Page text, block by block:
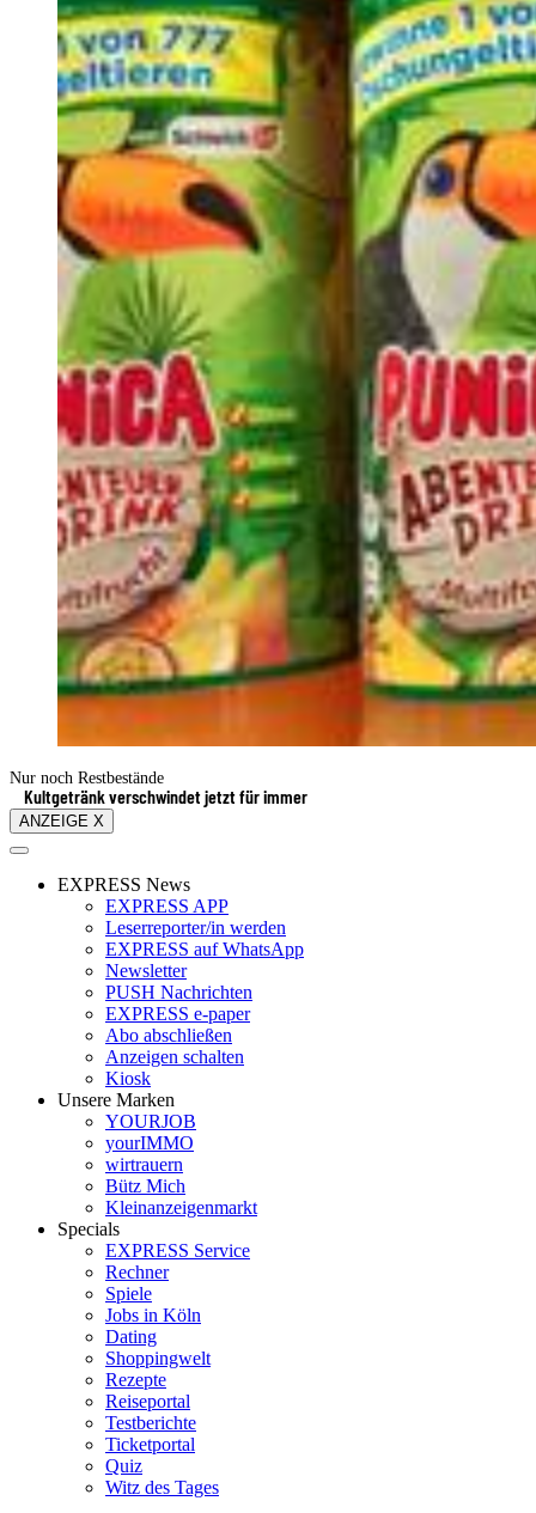
Nur noch Restbestände
Kultgetränk verschwindet jetzt für immer
ANZEIGE X
EXPRESS News
EXPRESS APP
Leserreporter/in werden
EXPRESS auf WhatsApp
Newsletter
PUSH Nachrichten
EXPRESS e-paper
Abo abschließen
Anzeigen schalten
Kiosk
Unsere Marken
YOURJOB
yourIMMO
wirtrauern
Bütz Mich
Kleinanzeigenmarkt
Specials
EXPRESS Service
Rechner
Spiele
Jobs in Köln
Dating
Shoppingwelt
Rezepte
Reiseportal
Testberichte
Ticketportal
Quiz
Witz des Tages